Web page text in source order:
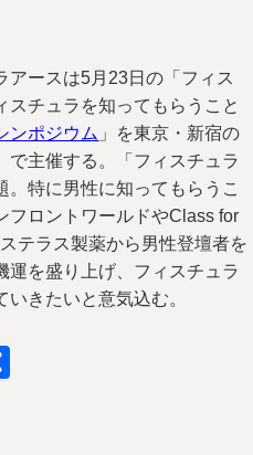
アースは5月23日の「フィス
スチュラを知ってもらうこと
ンポジウム 」を東京・新宿の
で主催する。「フィスチュラ
特に男性に知ってもらうこ
フロントワールドやClass for
テラス製薬から男性登壇者を
運を盛り上げ、フィスチュラ
きたいと意気込む。